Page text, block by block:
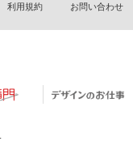
利用規約 お問い合わせ